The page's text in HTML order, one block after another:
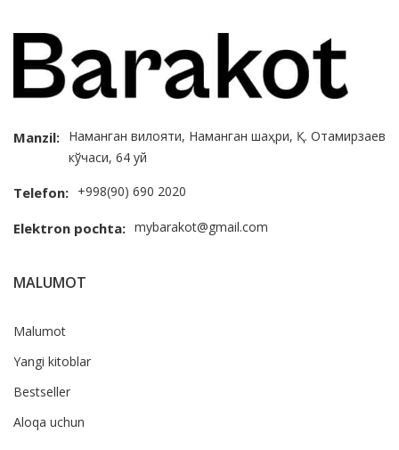
Manzil: Наманган вилояти, Наманган шаҳри, Қ. Отамирзаев
кўчаси, 64 уй
Telefon: +998(90) 690 2020
Elektron pochta: mybarakot@gmail.com
MALUMOT
Malumot
Yangi kitoblar
Bestseller
Aloqa uchun